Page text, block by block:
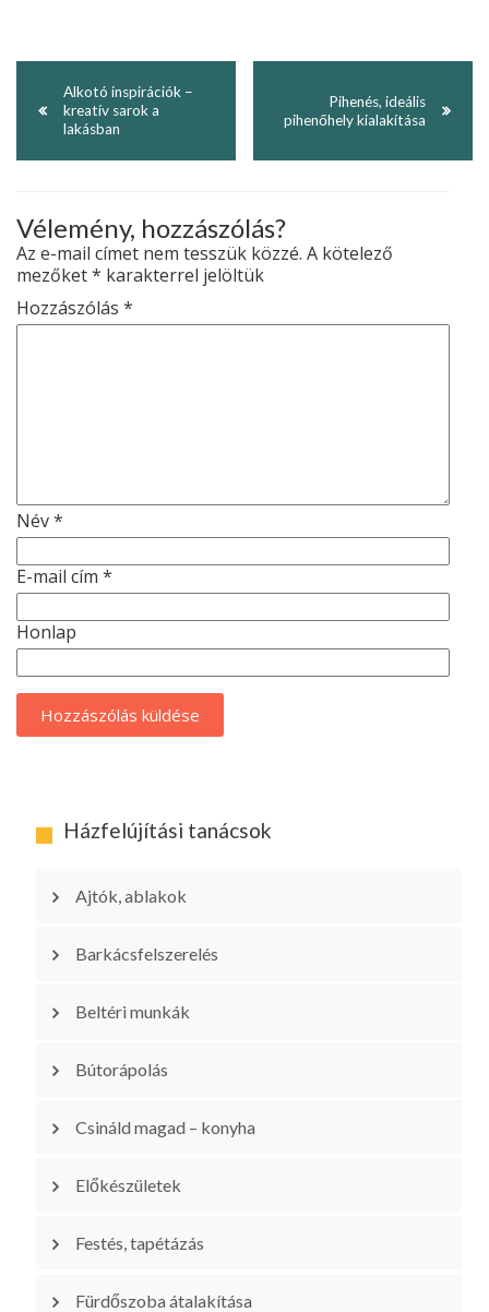
Alkotó inspirációk –
kreatív sarok a
lakásban
Pihenés, ideális
pihenőhely kialakítása
Vélemény, hozzászólás?
Az e-mail címet nem tesszük közzé. A kötelező
mezőket* karakterrel jelöltük
Hozzászólás *
Név*
E-mail cím *
Honlap
Házfelújítási tanácsok
Ajtók, ablakok
Barkácsfelszerelés
Beltéri munkák
Bútorápolás
Csináld magad – konyha
Előkészületek
Festés, tapétázás
Fürdőszoba átalakítása